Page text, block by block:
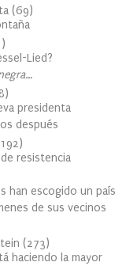
(69)
)
Lied?
)
presidenta
después
192)
resistencia
han escogido un país
de sus vecinos
(273)
haciendo la mayor